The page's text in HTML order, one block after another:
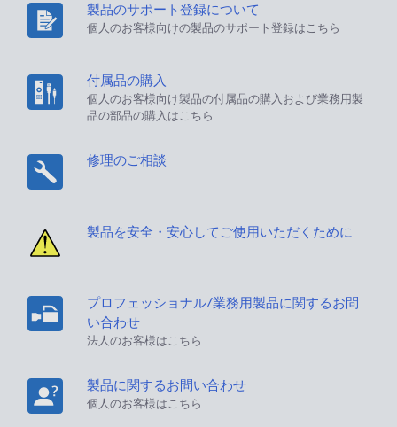
製品のサポート登録について
個人のお客様向けの製品のサポート登録はこちら
付属品の購入
個人のお客様向け製品の付属品の購入および業務用製
品の部品の購入はこちら
修理のご相談
製品を安全・安心してご使用いただくために
プロフェッショナル/業務用製品に関するお問
い合わせ
法人のお客様はこちら
製品に関するお問い合わせ
個人のお客様はこちら